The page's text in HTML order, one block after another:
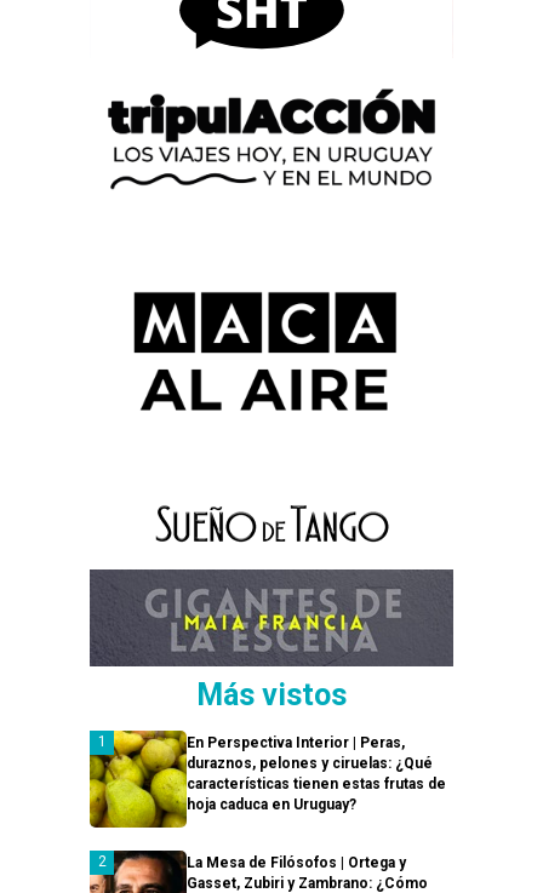
Más vistos
En Perspectiva Interior | Peras,
duraznos, pelones y ciruelas: ¿Qué
características tienen estas frutas de
hoja caduca en Uruguay?
La Mesa de Filósofos | Ortega y
Gasset, Zubiri y Zambrano: ¿Cómo